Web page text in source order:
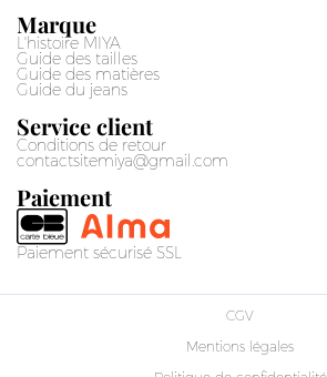
Marque
L'histoire MIYA
Guide des tailles
Guide des matières
Guide du jeans
Service client
Conditions de retour
contactsitemiya@gmail.com
Paiement
Paiement sécurisé SSL
CGV
Mentions légales